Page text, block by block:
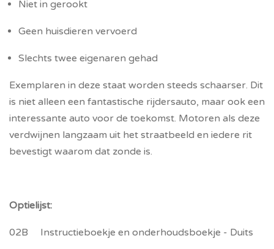
Niet in gerookt
Geen huisdieren vervoerd
Slechts twee eigenaren gehad
Exemplaren in deze staat worden steeds schaarser. Dit
is niet alleen een fantastische rijdersauto, maar ook een
interessante auto voor de toekomst. Motoren als deze
verdwijnen langzaam uit het straatbeeld en iedere rit
bevestigt waarom dat zonde is.
Optielijst:
02B Instructieboekje en onderhoudsboekje - Duits